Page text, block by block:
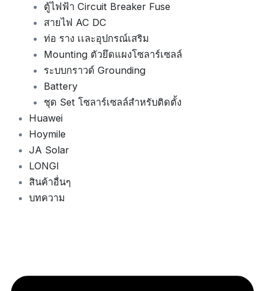
ตู้ไฟฟ้า Circuit Breaker Fuse
สายไฟ AC DC
ท่อ ราง เเละอุปกรณ์เสริม
Mounting ตัวยึดแผงโซลาร์เซลล์
ระบบกราวด์ Grounding
Battery
ชุด Set โซลาร์เซลล์สำหรับติดตั้ง
Huawei
Hoymile
JA Solar
LONGI
สินค้าอื่นๆ
บทความ